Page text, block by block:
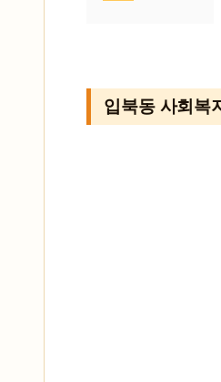
입북동 사회복